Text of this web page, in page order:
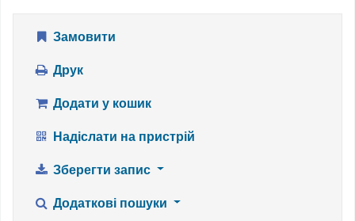
Замовити
Друк
Додати у кошик
Надіслати на пристрій
Зберегти запис
Додаткові пошуки